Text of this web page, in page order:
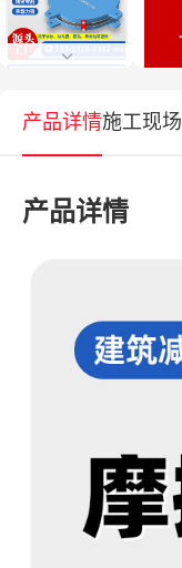
产品详情施工现场
产品详情